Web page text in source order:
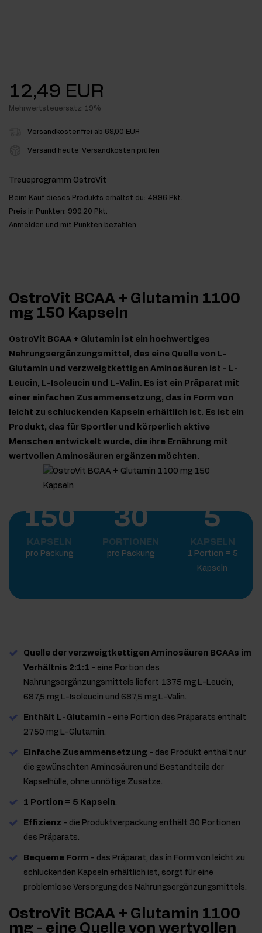
12,49 EUR
Mehrwertsteuersatz: 19%
Versandkostenfrei ab 69,00 EUR
Versand heute Versandkosten prüfen
Treueprogramm OstroVit
Beim Kauf dieses Produkts erhältst du: 49.96 Pkt.
Preis in Punkten: 999.20 Pkt.
Anmelden und mit Punkten bezahlen
OstroVit BCAA + Glutamin 1100
mg 150 Kapseln
OstroVit BCAA + Glutamin ist ein hochwertiges
Nahrungsergänzungsmittel, das eine Quelle von L-
Glutamin und verzweigtkettigen Aminosäuren ist - L-
Leucin, L-Isoleucin und L-Valin. Es ist ein Präparat mit
einer einfachen Zusammensetzung, das in Form von
leicht zu schluckenden Kapseln erhältlich ist. Es ist ein
Produkt, das für Sportler und körperlich aktive
Menschen entwickelt wurde, die ihre Ernährung mit
wertvollen Aminosäuren ergänzen möchten.
150
KAPSELN
pro Packung
30
PORTIONEN
pro Packung
5
KAPSELN
1 Portion = 5
Kapseln
Quelle der verzweigtkettigen Aminosäuren BCAAs im
Verhältnis 2:1:1 - eine Portion des
Nahrungsergänzungsmittels liefert 1375 mg L-Leucin,
687,5 mg L-Isoleucin und 687,5 mg L-Valin.
Enthält L-Glutamin - eine Portion des Präparats enthält
2750 mg L-Glutamin.
Einfache Zusammensetzung - das Produkt enthält nur
die gewünschten Aminosäuren und Bestandteile der
Kapselhülle, ohne unnötige Zusätze.
1 Portion = 5 Kapseln.
Effizienz - die Produktverpackung enthält 30 Portionen
des Präparats.
Bequeme Form - das Präparat, das in Form von leicht zu
schluckenden Kapseln erhältlich ist, sorgt für eine
problemlose Versorgung des Nahrungsergänzungsmittels.
OstroVit BCAA + Glutamin 1100
mg - eine Quelle von wertvollen